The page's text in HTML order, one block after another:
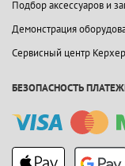
Подбор аксессуаров и
Демонстрация
Сервисный центр Керхер
БЕЗОПАСНОСТЬ